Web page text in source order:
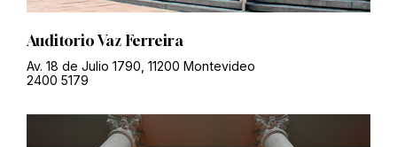
Auditorio Vaz Ferreira
Av. 18 de Julio 1790, 11200 Montevideo
2400 5179